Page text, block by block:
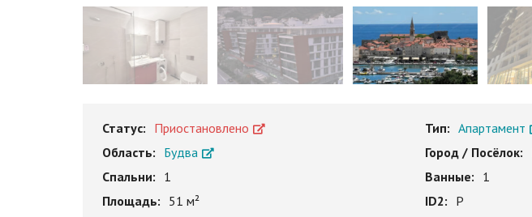
Статус: Приостановлено Тип: Апартамент
Область: Будва Город / Посёлок:
Спальни: 1 Ванные: 1
Площадь: 51 м² ID2: P